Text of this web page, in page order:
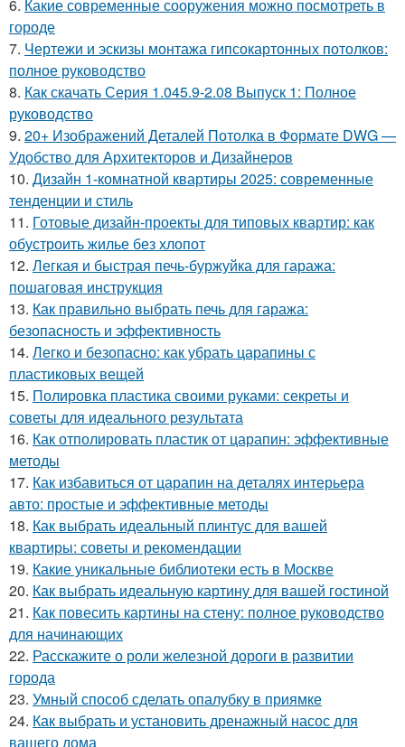
6. Какие современные сооружения можно посмотреть в
городе
7. Чертежи и эскизы монтажа гипсокартонных потолков:
полное руководство
8. Как скачать Серия 1.045.9-2.08 Выпуск 1: Полное
руководство
9. 20+ Изображений Деталей Потолка в Формате DWG —
Удобство для Архитекторов и Дизайнеров
10. Дизайн 1-комнатной квартиры 2025: современные
тенденции и стиль
11. Готовые дизайн-проекты для типовых квартир: как
обустроить жилье без хлопот
12. Легкая и быстрая печь-буржуйка для гаража:
пошаговая инструкция
13. Как правильно выбрать печь для гаража:
безопасность и эффективность
14. Легко и безопасно: как убрать царапины с
пластиковых вещей
15. Полировка пластика своими руками: секреты и
советы для идеального результата
16. Как отполировать пластик от царапин: эффективные
методы
17. Как избавиться от царапин на деталях интерьера
авто: простые и эффективные методы
18. Как выбрать идеальный плинтус для вашей
квартиры: советы и рекомендации
19. Какие уникальные библиотеки есть в Москве
20. Как выбрать идеальную картину для вашей гостиной
21. Как повесить картины на стену: полное руководство
для начинающих
22. Расскажите о роли железной дороги в развитии
города
23. Умный способ сделать опалубку в приямке
24. Как выбрать и установить дренажный насос для
вашего дома